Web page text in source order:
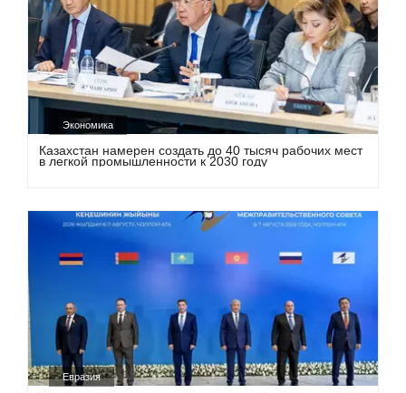
Экономика
Казахстан намерен создать до 40 тысяч рабочих мест
в легкой промышленности к 2030 году
Евразия